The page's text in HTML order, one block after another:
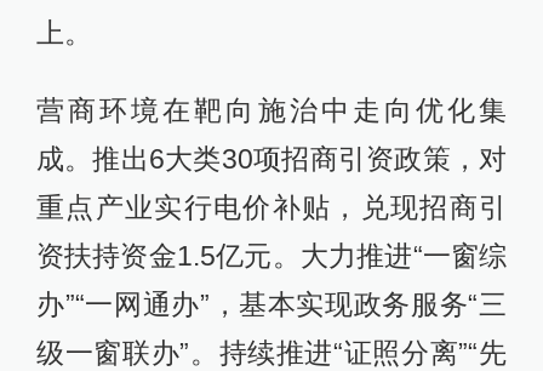
上。
营商环境在靶向施治中走向优化集
成。推出6大类30项招商引资政策，对
重点产业实行电价补贴，兑现招商引
资扶持资金1.5亿元。大力推进“一窗综
办”“一网通办”，基本实现政务服务“三
级一窗联办”。持续推进“证照分离”“先